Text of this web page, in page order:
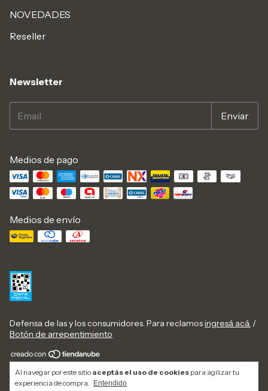
Al navegar por este sitio aceptás el uso de cookies para agilizar tu
experiencia de compra.
Entendido
NOVEDADES
Reseller
Newsletter
Medios de pago
Medios de envío
Defensa de las y los consumidores. Para reclamosingresá acá. /
Botón de arrepentimiento
Copyright Electrónica ciares - 2026. Todos los derechos
reservados.